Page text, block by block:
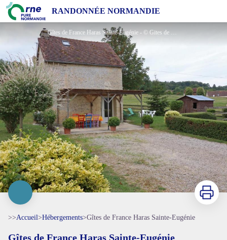
RANDONNÉE NORMANDIE
Gîtes de France Haras Sainte-Eugénie
Gîtes de France Haras Sainte-Eugénie - © Gites de France Orne
Imprimer
>>Accueil>Hébergements>Gîtes de France Haras Sainte-Eugénie
Gîtes de France Haras Sainte-Eugénie